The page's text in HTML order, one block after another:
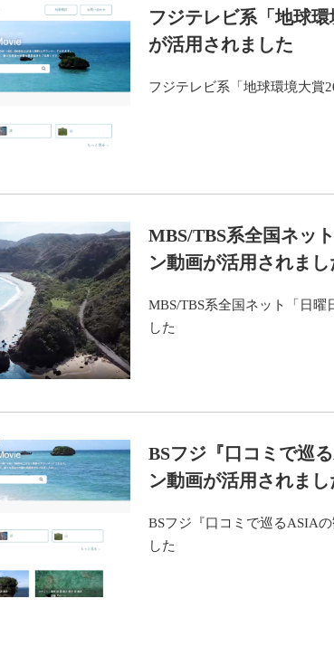
フジテレビ系「地球
が活用されました
フジテレビ系「地球環境大賞
MBS/TBS系全国ネッ
ン動画が活用されまし
MBS/TBS系全国ネット「日
した
BSフジ『口コミで巡
ン動画が活用されまし
BSフジ『口コミで巡るASIA
した